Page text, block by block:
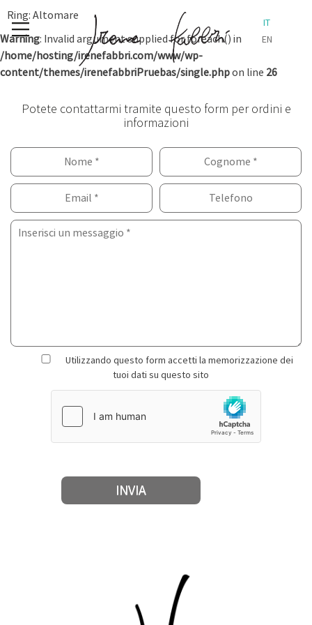
Skip
content
IT
EN
Ring: Altomare
Warning: Invalid argument supplied for foreach() in
/home/hosting/irenefabbri.com/www/wp-
content/themes/irenefabbriPruebas/single.phpon line 26
Potete contattarmi tramite questo form per ordini e
informazioni
Utilizzando questo form accetti la memorizzazione dei
tuoi dati su questo sito